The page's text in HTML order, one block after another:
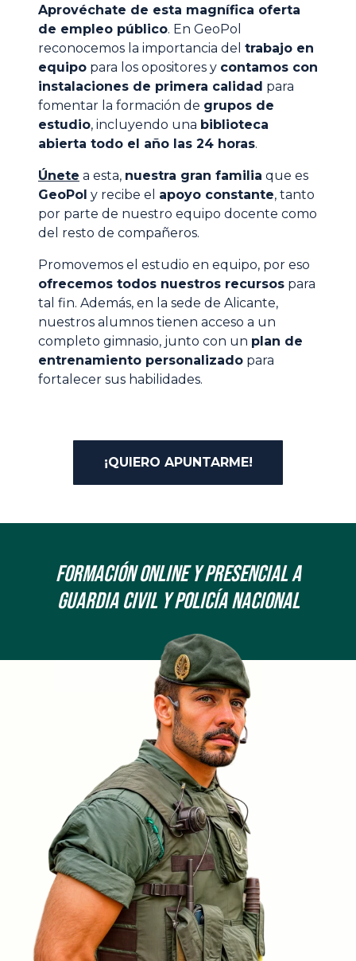
Aprovéchate de esta magnífica oferta
de empleo público. En GeoPol
reconocemos la importancia del trabajo en
equipo para los opositores y contamos con
instalaciones de primera calidad para
fomentar la formación de grupos de
estudio, incluyendo una biblioteca
abierta todo el año las 24 horas.
Únete a esta, nuestra gran familia que es
GeoPol y recibe el apoyo constante, tanto
por parte de nuestro equipo docente como
del resto de compañeros.
Promovemos el estudio en equipo, por eso
ofrecemos todos nuestros recursos para
tal fin. Además, en la sede de Alicante,
nuestros alumnos tienen acceso a un
completo gimnasio, junto con un plan de
entrenamiento personalizado para
fortalecer sus habilidades.
¡QUIERO APUNTARME!
Formación onLine y Presencial a
Guardia Civil y Policía Nacional